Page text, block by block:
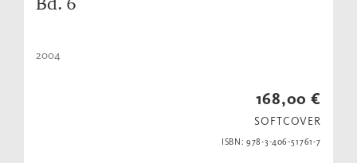
2004
168,00 €
SOFTCOVER
ISBN: 978-3-406-51761-7